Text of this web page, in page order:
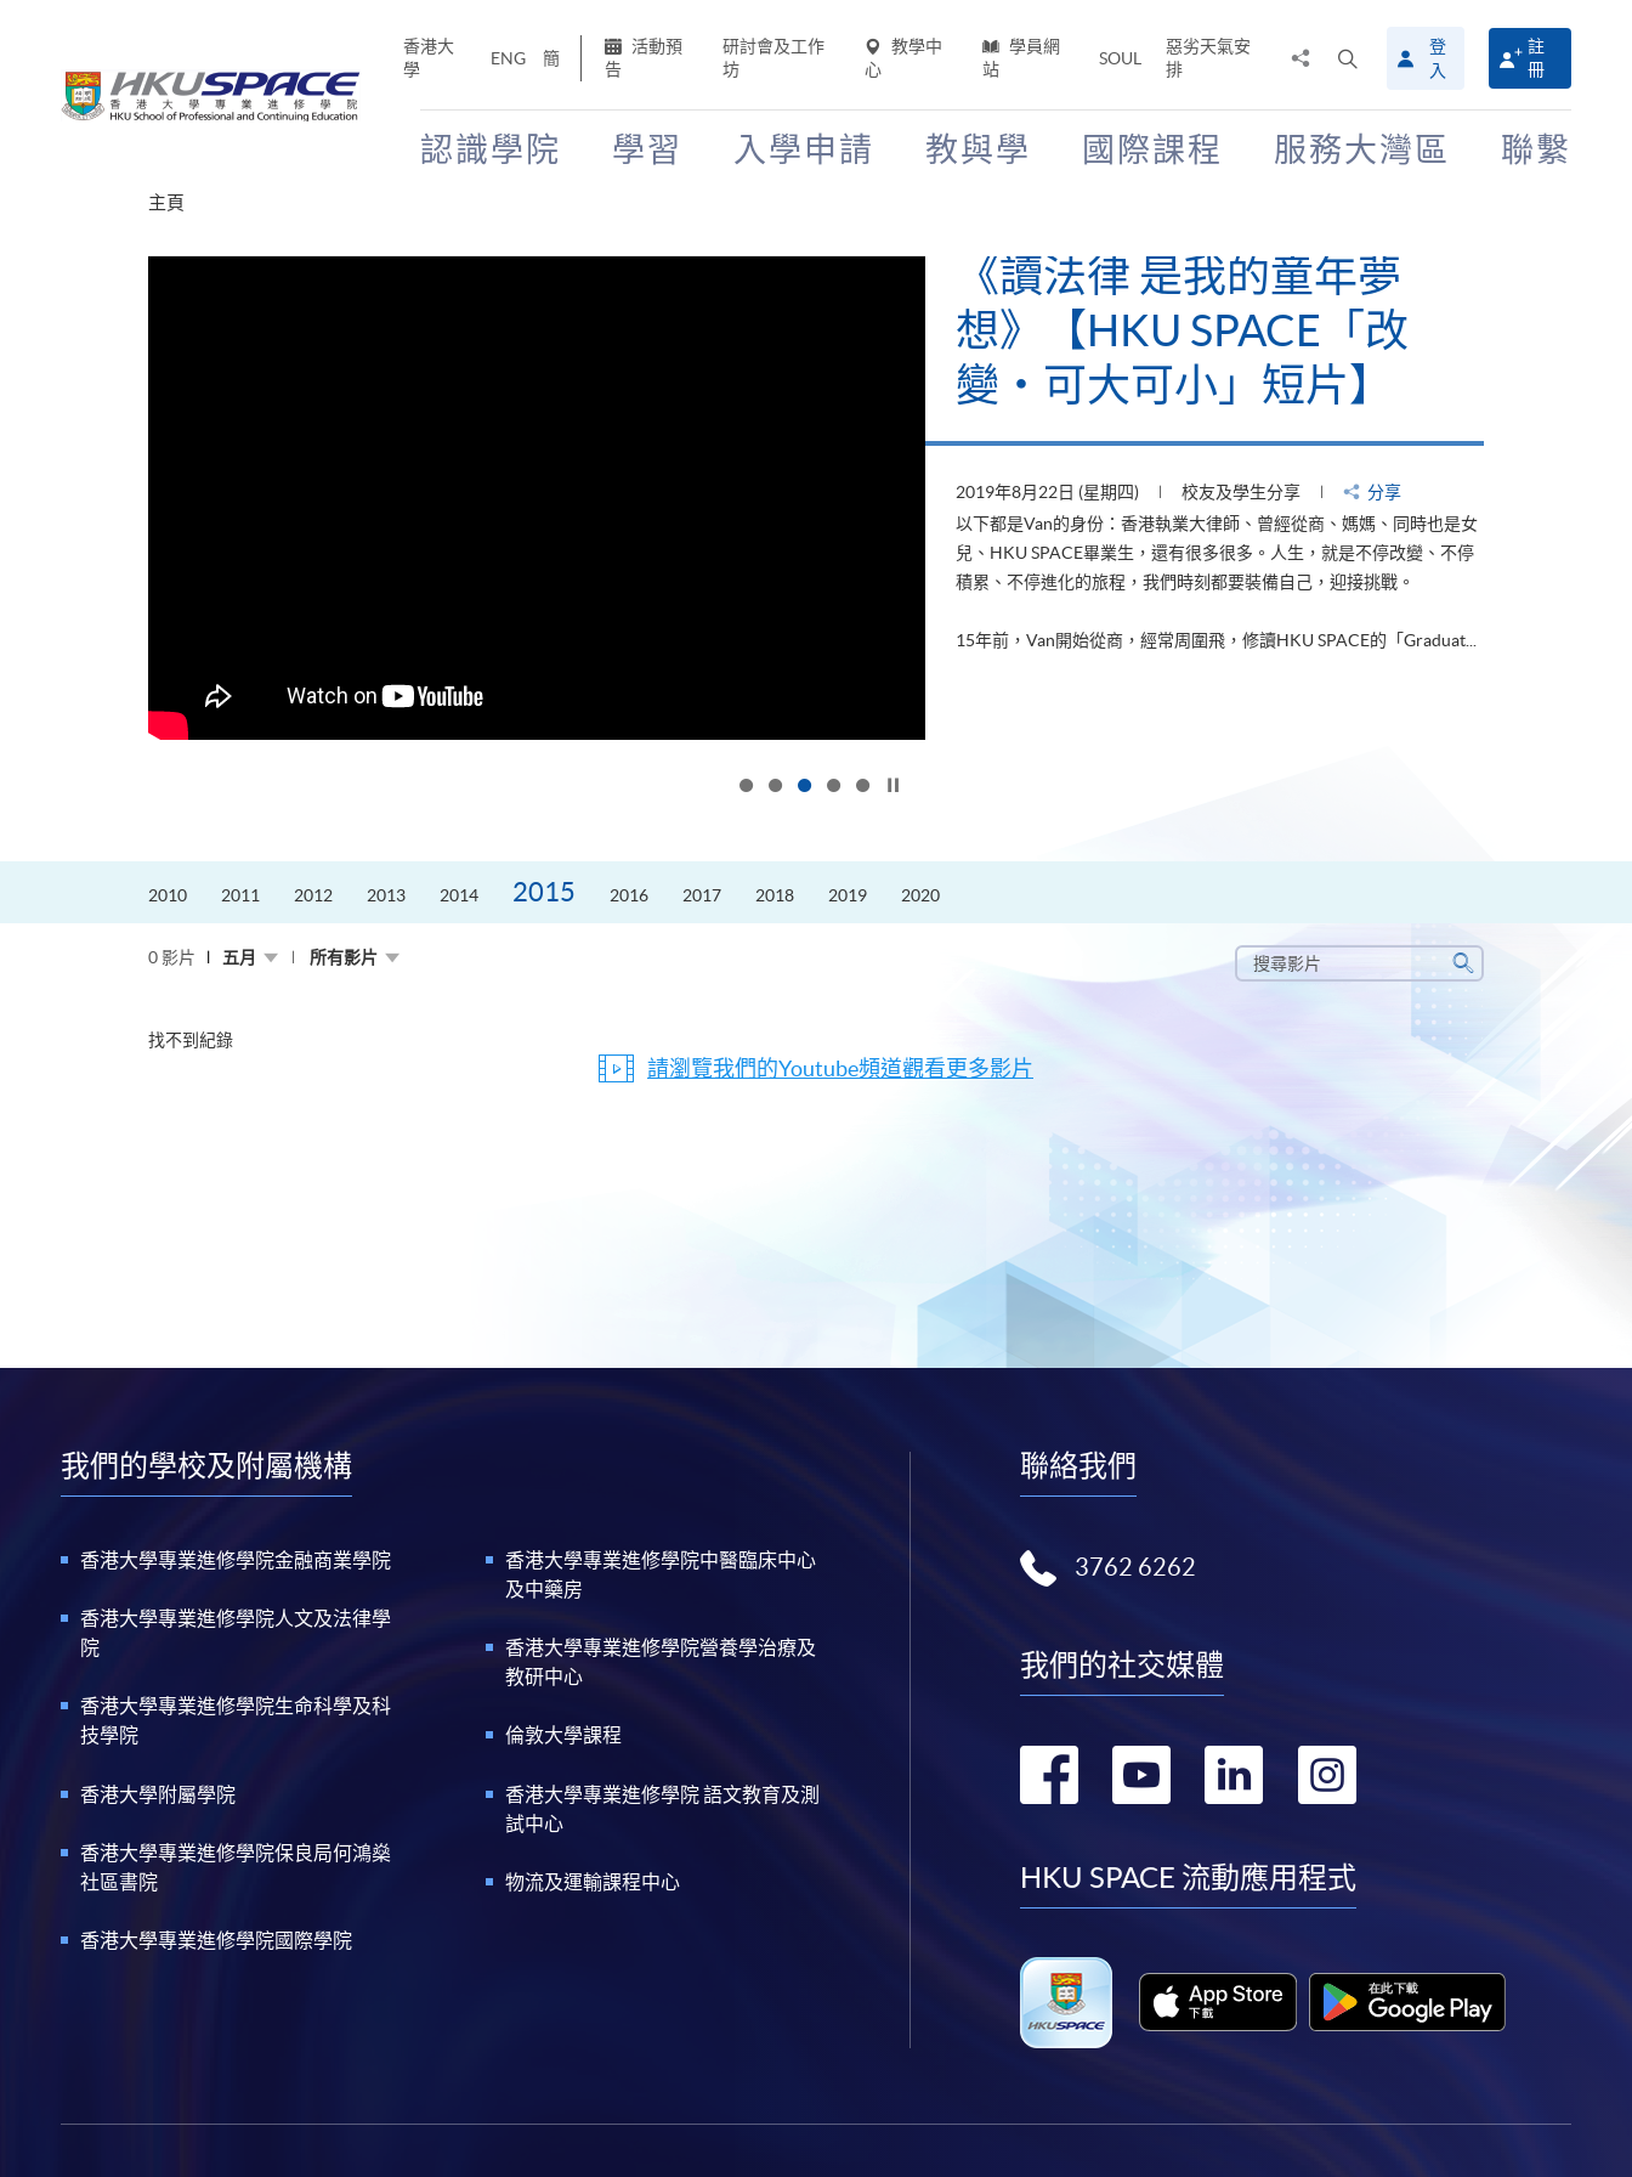
香港大
學
ENG 簡
活動預
告
研討會及工作
坊
教學中
心
學員網
站
SOUL
惡劣天氣安
排
搜
尋
介
登
入
註
冊
認識學院 學習 入學申請 教與學 國際課程 服務大灣區 聯繫
主頁
《讀法律 是我的童年夢
想》【HKU SPACE「改
變‧可大可小」短片】
2019年8月22日 (星期四) 校友及學生分享
分享
以下都是Van的身份：香港執業大律師、曾經從商、媽媽、同時也是女
兒、HKU SPACE畢業生，還有很多很多。人生，就是不停改變、不停
積累、不停進化的旅程，我們時刻都要裝備自己，迎接挑戰。
15年前，Van開始從商，經常周圍飛，修讀HKU SPACE的「Graduat...
2010 2011 2012 2013 2014 2015 2016 2017 2018 2019 2020
0 影片 五月 所有影片
搜
尋
搜
尋
找不到紀錄
請瀏覽我們的Youtube頻道觀看更多影片
我們的學校及附屬機構
香港大學專業進修學院金融商業學院
香港大學專業進修學院人文及法律學
院
香港大學專業進修學院生命科學及科
技學院
香港大學附屬學院
香港大學專業進修學院保良局何鴻燊
社區書院
香港大學專業進修學院國際學院
香港大學專業進修學院中醫臨床中心
及中藥房
香港大學專業進修學院營養學治療及
教研中心
倫敦大學課程
香港大學專業進修學院 語文教育及測
試中心
物流及運輸課程中心
聯絡我們
3762 6262
我們的社交媒體
轉
facebook
轉
youtube
轉
linkedin
轉
instagram
HKU SPACE 流動應用程式